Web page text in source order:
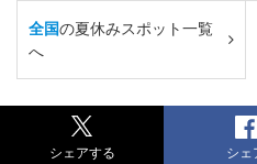
全国の夏休みスポット一覧
へ
シェアする シェ